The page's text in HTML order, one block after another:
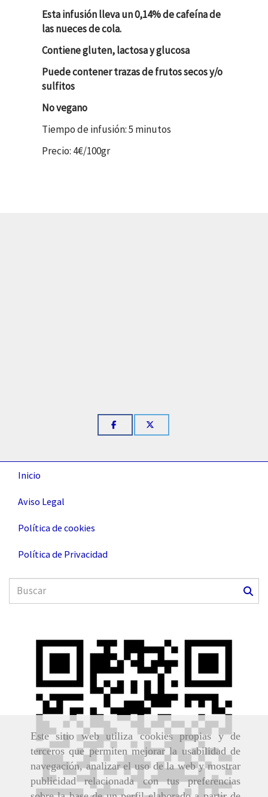
Este sitio web utiliza cookies propias y de
terceros que permiten mejorar la usabilidad de
navegación, analizar el uso de la web y mostrar
publicidad relacionada con tus preferencias
Esta infusión lleva un 0,14% de cafeína de
las nueces de cola.
Contiene gluten, lactosa y glucosa
Puede contener trazas de frutos secos y/o
sulfitos
No vegano
Tiempo de infusión: 5 minutos
Precio: 4€/100gr
Inicio
Aviso Legal
Política de cookies
Política de Privacidad